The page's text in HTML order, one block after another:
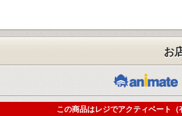
お
この商品はレジでアクティベート